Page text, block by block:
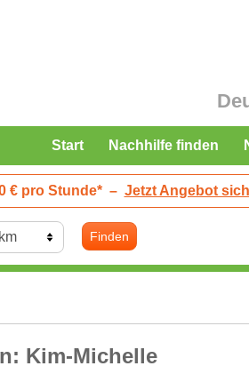
Start Nachhilfe finden
€ pro Stunde* – Jetzt Angebot
Finden
Kim-Michelle